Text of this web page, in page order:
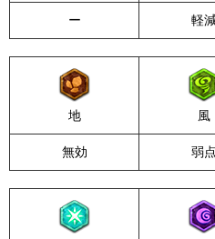
ー 軽
地 風
無効 弱点